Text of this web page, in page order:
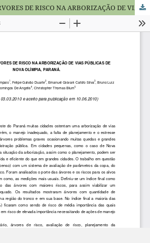
AVALIAÇÃO DE ÁRVORES DE RISCO NA ARBORIZAÇÃO DE VIAS PÚBLICAS DE NOVA OLÍMPIA, PARANÁ.